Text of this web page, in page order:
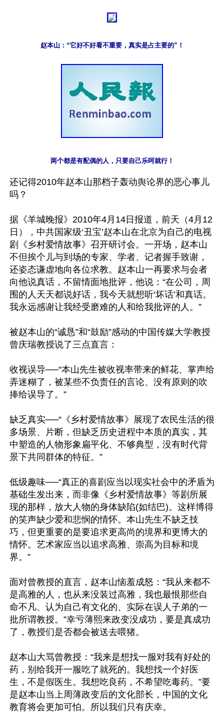
赵本山：“它好不好看不重要，真实是占主要的”！
两个都是有配偶的人，只要自己乐呵就行！
还记得2010年赵本山那档子轰动舆论界的恶心事儿
吗？
据《羊城晚报》2010年4月14日报道，前天（4月12
日），中共国家级‘丑宝’赵本山在北京为自己的电视
剧《乡村爱情故事》召开研讨会。一开场，赵本山
不但挨个儿与到场的专家、学者、记者握手致谢，
还姿态谦虚地向各位求教。赵本山一再要求与会者
向他说真话，不留情面地批评，他说：“在公司，周
围的人天天都说好话，我今天就想听‘坏话’和真话。
我永远感谢让我经受磨难的人和给我批评的人。”
被赵本山的“诚恳”和“鼓励”感动的中国传媒大学教授
曾庆瑞教授说了三点直言：
收视误导──“本山先生被收视率带来的鲜花、掌声给
弄迷糊了，被某些不负责任的言论、没有原则的吹
捧给误导了。”
缺乏真实──“《乡村爱情故事》展现了农民生活的很
多场景、片断，但缺乏历史进程中本质的真实，其
中塑造的人物形象扁平化、不够典型，没有时代背
景下共同群体的特征。”
低级趣味──“真正的喜剧应当以现实社会中的矛盾为
基础生发出来，而非像《乡村爱情故事》等剧所展
现的那样，放大人物的身体缺陷(如结巴)。这样博得
的笑声缺少爱和悲悯的情怀。本山先生不缺乏技
巧，但更重要的是要追求更高尚的境界和更博大的
情怀。艺术家应当以追求高雅、崇高为目标和境
界。”
面对曾教授的直言，赵本山恼羞成怒：“我从来都不
是高雅的人，也从来没装过高雅，我也最恨那些自
命不凡、认为自己有文化的、实际在误人子弟的一
批所谓教授。”幸亏薄熙来政变没成功，要是真成功
了，教授们是否都会被送去喂猪。
赵本山大骂曾教授：“我来是想找一服对我有好处的
药，别给我开一服吃了就死的。我想找一个好医
生，不是假医生。我想吃良药，不希望吃毒药。”要
是赵本山当上周薄政变后的文化部长，中国的文化
教育将会更加可怕。所以我们只有庆幸。